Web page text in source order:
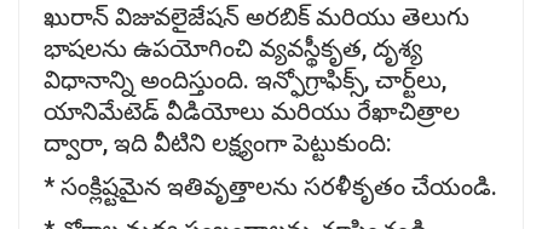
ఖురాన్ విజువలైజేషన్ అరబిక్ మరియు తెలుగు
భాషలను ఉపయోగించి వ్యవస్థీకృత, దృశ్య
విధానాన్ని అందిస్తుంది. ఇన్ఫోగ్రాఫిక్స్, చార్ట్‌లు,
యానిమేటెడ్ వీడియోలు మరియు రేఖాచిత్రాల
ద్వారా, ఇది వీటిని లక్ష్యంగా పెట్టుకుంది:
* సంక్లిష్టమైన ఇతివృత్తాలను సరళీకృతం చేయండి.